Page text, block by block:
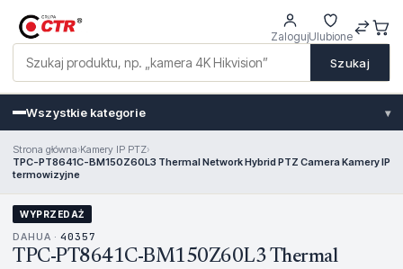
Szukaj
ZalogujUlubione
Wszystkie kategorie ▾
Strona główna›Kamery IP PTZ›
TPC-PT8641C-BM150Z60L3 Thermal Network Hybrid PTZ Camera Kamery IP
termowizyjne
WYPRZEDAŻ
DAHUA · 40357
TPC-PT8641C-BM150Z60L3 Thermal